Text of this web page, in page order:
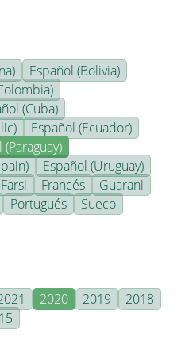
Español (Bolivia)
(Cuba)
Español (Ecuador)
(Paraguay)
Español (Uruguay)
Farsi Francés
Guarani
Portugués
Sueco
2020 2019
2018